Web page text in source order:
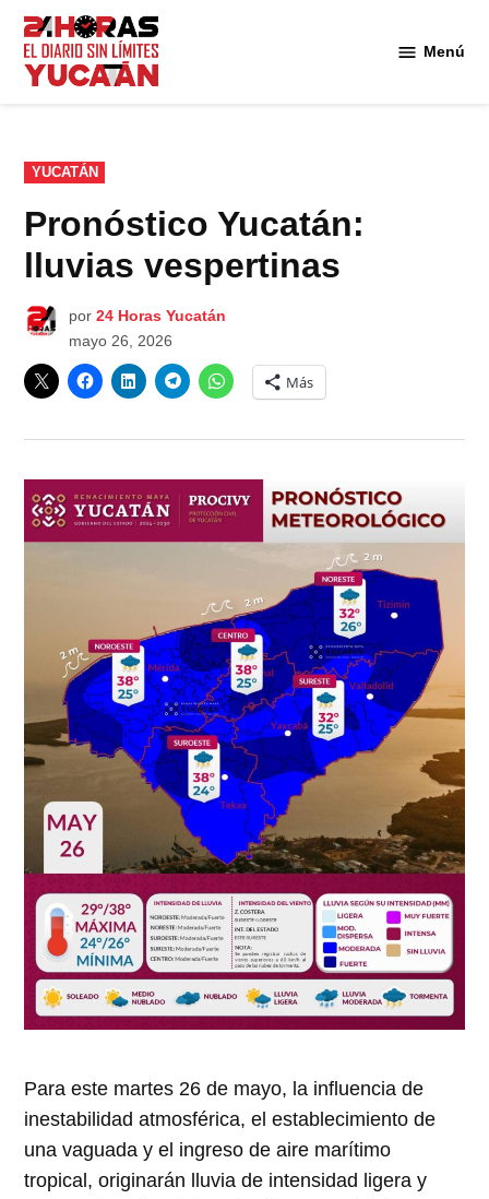
Saltar
contenido
Menú
PUBLICADO
EN
YUCATÁN
Pronóstico Yucatán:
lluvias vespertinas
por 24 Horas Yucatán
mayo 26, 2026
Más
Para este martes 26 de mayo, la influencia de
inestabilidad atmosférica, el establecimiento de
una vaguada y el ingreso de aire marítimo
tropical, originarán lluvia de intensidad ligera y